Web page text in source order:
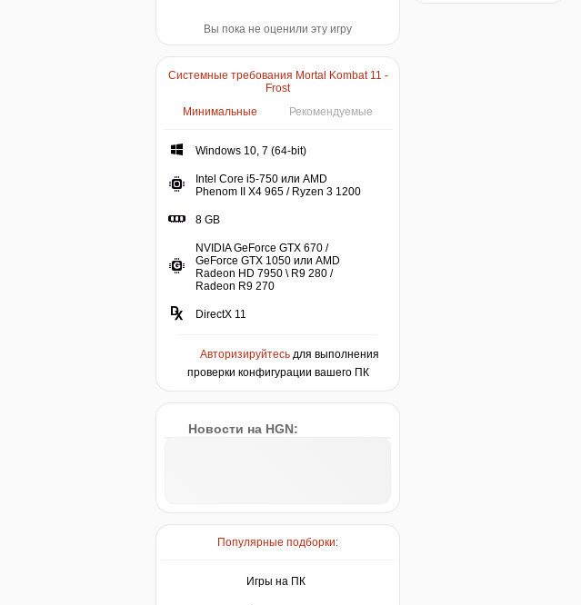
Вы пока не оценили эту игру
Системные требования Mortal Kombat 11 -
Frost
Минимальные
Рекомендуемые
Windows 10, 7 (64-bit)
Intel Core i5-750 или AMD
Phenom II X4 965 / Ryzen 3 1200
8 GB
NVIDIA GeForce GTX 670 /
GeForce GTX 1050 или AMD
Radeon HD 7950 \ R9 280 /
Radeon R9 270
DirectX 11
Авторизируйтесьдля выполнения
проверки конфигурации вашего ПК
Новости на HGN:
Популярные подборки:
Игры на ПК